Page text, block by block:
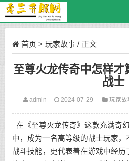
首页 > 玩家故事/ 正文
至尊火龙传奇中怎样才
战士
admin 2024-07-29 玩家故
在《至尊火龙传奇》这款充满奇
中，成为一名高等级的战士玩家
战斗技能，更代表着在游戏中经